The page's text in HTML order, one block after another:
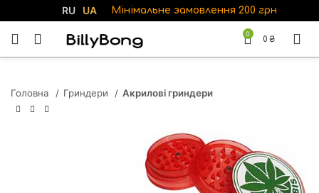
RU UA Мінімальне замовлення 200 грн
0
0 ₴
Головна Гриндери Акрилові гриндери